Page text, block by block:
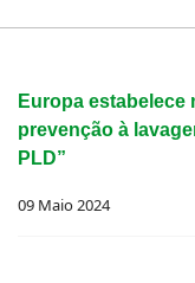
Europa estabelece
prevenção à
PLD”
09 Maio 2024